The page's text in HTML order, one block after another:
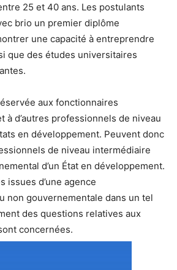
25 et 40 ans. Les postulants
brio un premier diplôme
une capacité à entreprendre
que des études universitaires
aux fonctionnaires
à d’autres professionnels de niveau
en développement. Peuvent donc
de niveau intermédiaire
d’un État en développement.
issues d’une agence
non gouvernementale dans un tel
des questions relatives aux
concernées.